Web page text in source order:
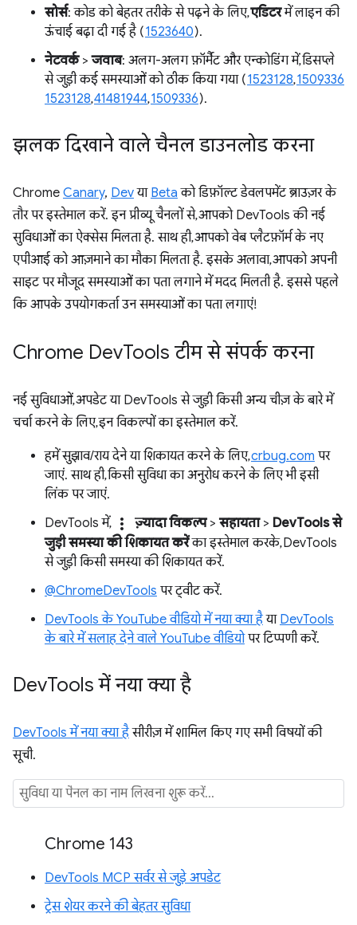
सोर्स: कोड को बेहतर तरीके से पढ़ने के लिए,एडिटरमें लाइन की
ऊंचाई बढ़ा दी गई है (1523640).
नेटवर्क>जवाब: अलग-अलग फ़ॉर्मैट और एन्कोडिंग में, डिसप्ले
से जुड़ी कई समस्याओं को ठीक किया गया (1523128,1509336
1523128,41481944,1509336).
झलक दिखाने वाले चैनल डाउनलोड करना
Chrome Canary, Devया Beta को डिफ़ॉल्ट डेवलपमेंट ब्राउज़र के
तौर पर इस्तेमाल करें. इन प्रीव्यू चैनलों से, आपको DevTools की नई
सुविधाओं का ऐक्सेस मिलता है. साथ ही, आपको वेब प्लैटफ़ॉर्म के नए
एपीआई को आज़माने का मौका मिलता है. इसके अलावा, आपको अपनी
साइट पर मौजूद समस्याओं का पता लगाने में मदद मिलती है. इससे पहले
कि आपके उपयोगकर्ता उन समस्याओं का पता लगाएं!
Chrome DevTools टीम से संपर्क करना
नई सुविधाओं, अपडेट या DevTools से जुड़ी किसी अन्य चीज़ के बारे में
चर्चा करने के लिए, इन विकल्पों का इस्तेमाल करें.
हमें सुझाव/राय देने या शिकायत करने के लिए,crbug.com पर
जाएं. साथ ही, किसी सुविधा का अनुरोध करने के लिए भी इसी
लिंक पर जाएं.
DevTools में, more_vert ज़्यादा विकल्प> सहायता> DevTools से
जुड़ी समस्या की शिकायत करेंका इस्तेमाल करके, DevTools
से जुड़ी किसी समस्या की शिकायत करें.
@ChromeDevTools पर ट्वीट करें.
DevTools के YouTube वीडियो में नया क्या हैया DevTools
के बारे में सलाह देने वाले YouTube वीडियोपर टिप्पणी करें.
DevTools में नया क्या है
DevTools में नया क्या हैसीरीज़ में शामिल किए गए सभी विषयों की
सूची.
Chrome 143
DevTools MCP सर्वर से जुड़े अपडेट
ट्रेस शेयर करने की बेहतर सुविधा